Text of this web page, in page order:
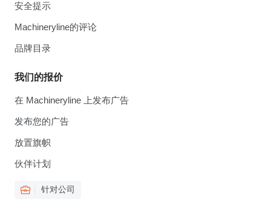
安全提示
Machineryline的评论
品牌目录
我们的报价
在 Machineryline 上发布广告
发布您的广告
放置旗帜
伙伴计划
针对公司